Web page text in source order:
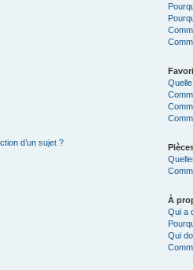
d’un sujet ?
À
Qui a
Qui